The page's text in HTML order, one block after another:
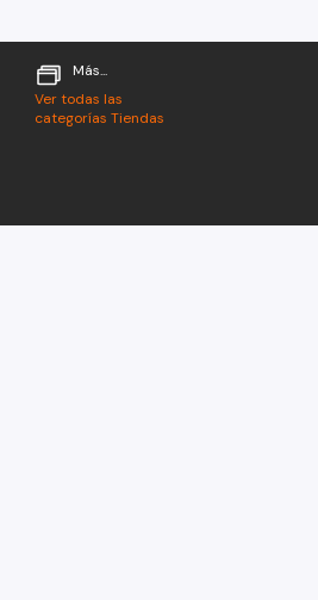
Más...
Ver todas las
categorías Tiendas